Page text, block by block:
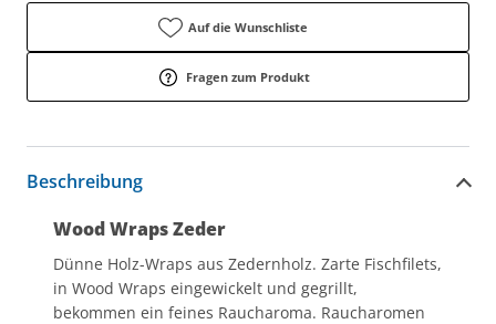
Auf die Wunschliste
Fragen zum Produkt
Beschreibung
Wood Wraps Zeder
Dünne Holz-Wraps aus Zedernholz. Zarte Fischfilets,
in Wood Wraps eingewickelt und gegrillt,
bekommen ein feines Raucharoma. Raucharomen